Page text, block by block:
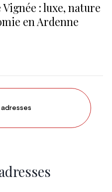
Vignée : luxe, nature
en Ardenne